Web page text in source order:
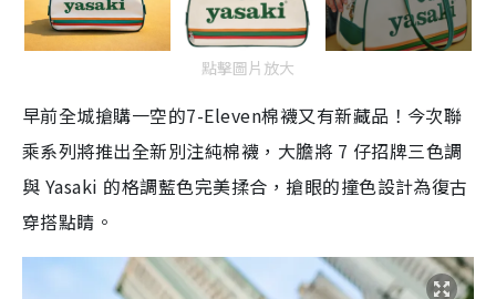
點擊圖片放大
早前全城搶購一空的7-Eleven棉襪又有新藏品！今次聯
乘系列將推出全新別注純棉襪，大膽將 7 仔招牌三色調
與 Yasaki 的格調藍色完美揉合，搶眼的撞色設計為復古
穿搭點睛。